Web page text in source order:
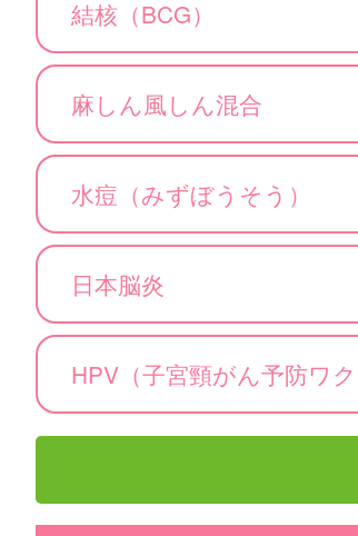
結核（BCG）
麻しん風しん混合
水痘（みずぼうそう）
日本脳炎
HPV（子宮頸がん予防ワク